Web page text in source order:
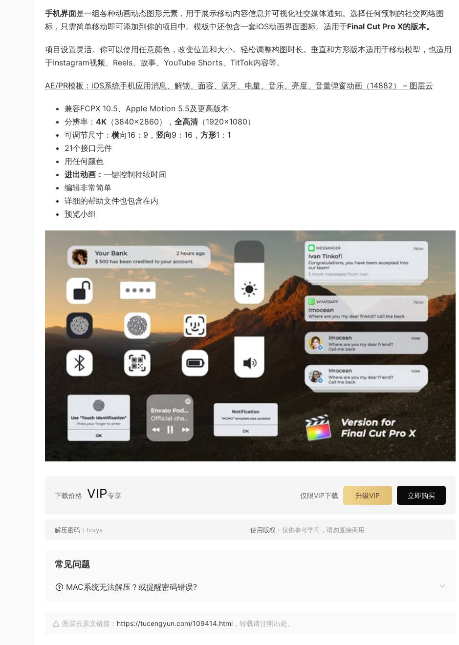
手机界面是一组各种动画动态图形元素，用于展示移动内容信息并可视化社交媒体通知。选择任何预制的社交网络图
标，只需简单移动即可添加到你的项目中。模板中还包含一套iOS动画界面图标。适用于Final Cut Pro X的版本。
项目设置灵活。你可以使用任意颜色，改变位置和大小。轻松调整构图时长。垂直和方形版本适用于移动模型，也适用
于Instagram视频、Reels、故事、YouTube Shorts、TitTok内容等。
AE/PR模板：iOS系统手机应用消息、解锁、面容、蓝牙、电量、音乐、亮度、音量弹窗动画（14882） – 图层云
兼容FCPX 10.5、Apple Motion 5.5及更高版本
分辨率： 4K （3840×2860）， 全高清（1920×1080）
可调节尺寸： 横向16：9， 竖向9：16， 方形1：1
21个接口元件
用任何颜色
进出动画： 一键控制持续时间
编辑非常简单
详细的帮助文件也包含在内
预览小组
下载价格 VIP专享 仅限VIP下载 升级VIP 立即购买
解压密码： tcsys 使用版权： 仅供参考学习，请勿直接商用
常见问题
MAC系统无法解压？或提醒密码错误?
图层云原文链接： https://tucengyun.com/109414.html ，转载请注明出处。